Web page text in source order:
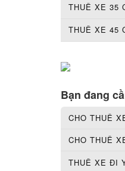
THUÊ XE 35
THUÊ XE 45
Bạn đang
CHO THUÊ
CHO THUÊ
THUÊ XE ĐI